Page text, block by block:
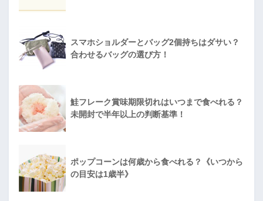
スマホショルダーとバッグ2個持ちはダサい？
合わせるバッグの選び方！
鮭フレーク賞味期限切れはいつまで食べれる？
未開封で半年以上の判断基準！
ポップコーンは何歳から食べれる？《いつから
の目安は1歳半》